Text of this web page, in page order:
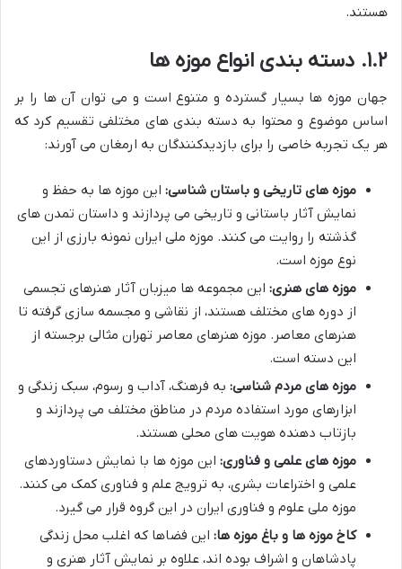
هستند.
۱.۲. دسته بندی انواع موزه ها
جهان موزه ها بسیار گسترده و متنوع است و می توان آن ها را بر
اساس موضوع و محتوا به دسته بندی های مختلفی تقسیم کرد که
هر یک تجربه خاصی را برای بازدیدکنندگان به ارمغان می آورند:
موزه های تاریخی و باستان شناسی: این موزه ها به حفظ و
نمایش آثار باستانی و تاریخی می پردازند و داستان تمدن های
گذشته را روایت می کنند. موزه ملی ایران نمونه بارزی از این
نوع موزه است.
موزه های هنری: این مجموعه ها میزبان آثار هنرهای تجسمی
از دوره های مختلف هستند، از نقاشی و مجسمه سازی گرفته تا
هنرهای معاصر. موزه هنرهای معاصر تهران مثالی برجسته از
این دسته است.
موزه های مردم شناسی: به فرهنگ، آداب و رسوم، سبک زندگی و
ابزارهای مورد استفاده مردم در مناطق مختلف می پردازند و
بازتاب دهنده هویت های محلی هستند.
موزه های علمی و فناوری: این موزه ها با نمایش دستاوردهای
علمی و اختراعات بشری، به ترویج علم و فناوری کمک می کنند.
موزه ملی علوم و فناوری ایران در این گروه قرار می گیرد.
کاخ موزه ها و باغ موزه ها: این فضاها که اغلب محل زندگی
پادشاهان و اشراف بوده اند، علاوه بر نمایش آثار هنری و